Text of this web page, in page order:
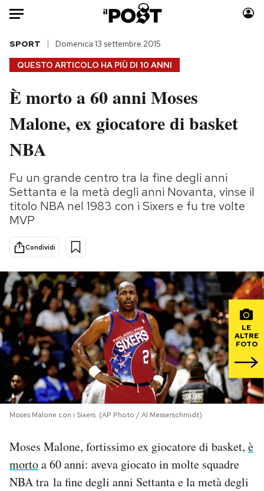
Auto
HOME
Italia
Politica
Tecnologia
Scienza
Cultura
Sport
Moda
Consumismi
Media
Europa
PODCAST
NEWSLETTER
I MIEI PREFERITI
SHOP
CALENDARIO
AREA PERSONALE
QUESTO ARTICOLO HA PIÙ DI 10 ANNI
SPORT Domenica 13 settembre 2015
È morto a 60 anni Moses
Malone, ex giocatore di basket
NBA
Fu un grande centro tra la fine degli anni
Settanta e la metà degli anni Novanta, vinse il
titolo NBA nel 1983 con i Sixers e fu tre volte
MVP
Condividi
LE
ALTRE
FOTO
Moses Malone con i Sixers. (AP Photo / Al Messerschmidt)
Moses Malone, fortissimo ex giocatore di basket, è
mortoa 60 anni: aveva giocato in molte squadre
NBA tra la fine degli anni Settanta e la metà degli